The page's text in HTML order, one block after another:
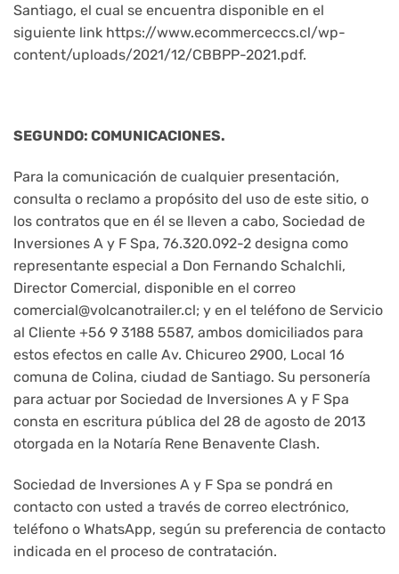
Santiago, el cual se encuentra disponible en el
siguiente link https://www.ecommerceccs.cl/wp-
content/uploads/2021/12/CBBPP-2021.pdf.
SEGUNDO: COMUNICACIONES.
Para la comunicación de cualquier presentación,
consulta o reclamo a propósito del uso de este sitio, o
los contratos que en él se lleven a cabo, Sociedad de
Inversiones A y F Spa, 76.320.092-2 designa como
representante especial a Don Fernando Schalchli,
Director Comercial, disponible en el correo
comercial@volcanotrailer.cl; y en el teléfono de Servicio
al Cliente +56 9 3188 5587, ambos domiciliados para
estos efectos en calle Av. Chicureo 2900, Local 16
comuna de Colina, ciudad de Santiago. Su personería
para actuar por Sociedad de Inversiones A y F Spa
consta en escritura pública del 28 de agosto de 2013
otorgada en la Notaría Rene Benavente Clash.
Sociedad de Inversiones A y F Spa se pondrá en
contacto con usted a través de correo electrónico,
teléfono o WhatsApp, según su preferencia de contacto
indicada en el proceso de contratación.